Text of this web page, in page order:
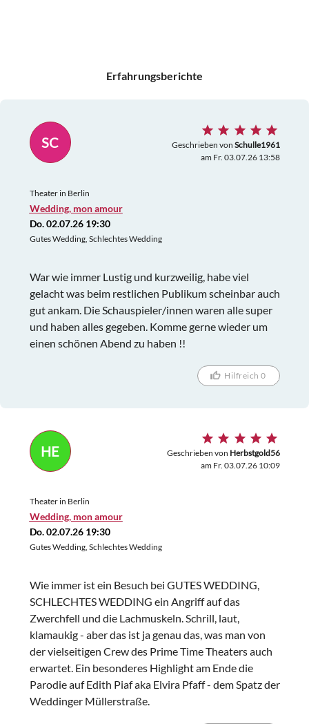
Erfahrungsberichte
SC Geschrieben von Schulle1961
am Fr. 03.07.26 13:58
Theater in Berlin
Wedding, mon amour
Do. 02.07.26 19:30
Gutes Wedding, Schlechtes Wedding
War wie immer Lustig und kurzweilig, habe viel
gelacht was beim restlichen Publikum scheinbar auch
gut ankam. Die Schauspieler/innen waren alle super
und haben alles gegeben. Komme gerne wieder um
einen schönen Abend zu haben !!
Hilfreich 0
HE Geschrieben von Herbstgold56
am Fr. 03.07.26 10:09
Theater in Berlin
Wedding, mon amour
Do. 02.07.26 19:30
Gutes Wedding, Schlechtes Wedding
Wie immer ist ein Besuch bei GUTES WEDDING,
SCHLECHTES WEDDING ein Angriff auf das
Zwerchfell und die Lachmuskeln. Schrill, laut,
klamaukig - aber das ist ja genau das, was man von
der vielseitigen Crew des Prime Time Theaters auch
erwartet. Ein besonderes Highlight am Ende die
Parodie auf Edith Piaf aka Elvira Pfaff - dem Spatz der
Weddinger Müllerstraße.